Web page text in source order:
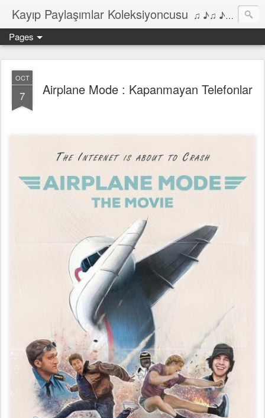
Kayıp Paylaşımlar Koleksiyoncusu ♫ ♪♫ ♪ ♫ ♪♫ ♪•♫♪ 2006'dan bu yana Film, Dizi, Müzik ve Kitaplar üzerine Yazılar Diyarı...
Pages
OCT
7 Airplane Mode : Kapanmayan Telefonlar